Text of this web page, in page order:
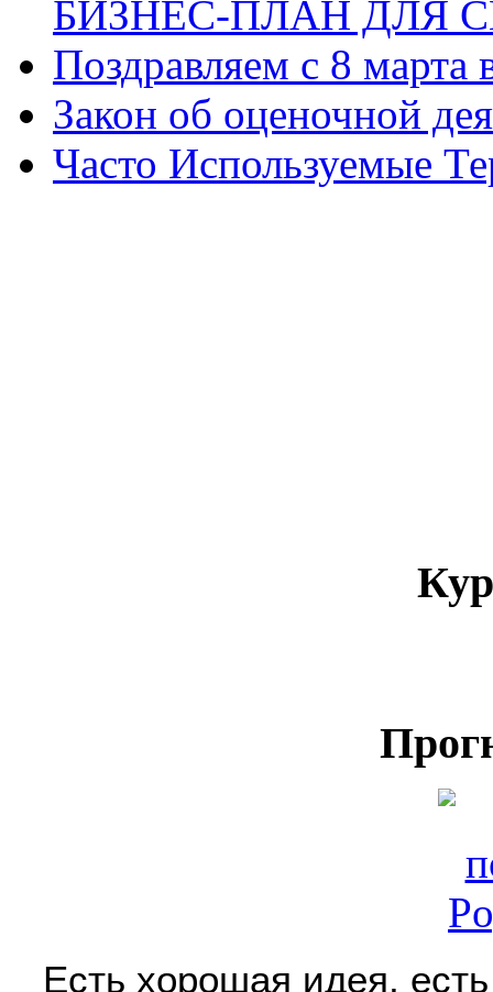
БИЗНЕС-ПЛАН ДЛЯ
Поздравляем с 8
Закон об оценочной
Часто Используемые
Есть хорошая идея,